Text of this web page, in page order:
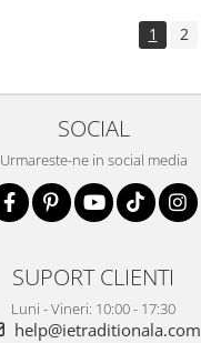
1 2
SOCIAL
Urmareste-ne in social media
SUPORT CLIENTI
Luni - Vineri: 10:00 - 17:30
help@ietraditionala.com